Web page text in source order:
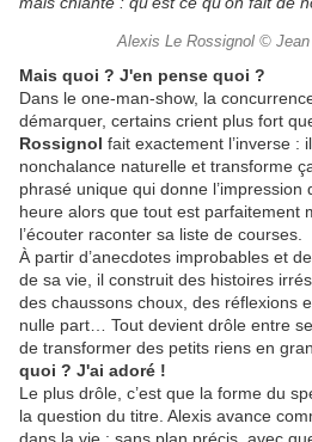
Alexis Le Rossignol © Jean
Mais quoi ? J'en pense quoi ?
Dans le one-man-show, la
démarquer, certains crient plus fort
Rossignol fait exactement l’inverse :
nonchalance naturelle et transforme
phrasé unique qui donne l’impression
heure alors que tout est parfaitement
l’écouter raconter sa liste de courses.
À partir d’anecdotes improbables et
de sa vie, il construit des histoires
des chaussons choux, des réflexions
nulle part… Tout devient drôle entre
de transformer des petits riens en
quoi ? J'ai adoré !
Le plus drôle, c’est que la forme du
la question du titre. Alexis avance